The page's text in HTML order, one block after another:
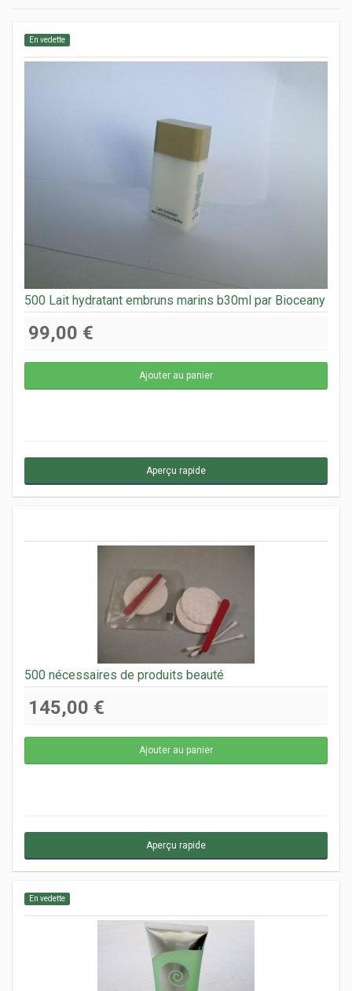
En vedette
500 Lait hydratant embruns marins b30ml par Bioceany
99,00 €
Aperçu rapide
500 nécessaires de produits beauté
145,00 €
Aperçu rapide
En vedette